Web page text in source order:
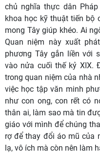
chủ nghĩa thực dân
khoa học kỹ thuật tiến bộ
mong Tây giúp khéo. Ai
Quan niệm này xuất
phương Tây gắn liền với
vào nửa cuối thế kỷ XIX.
trong quan niệm của nhà
việc học tập văn minh
như con ong, con rết có
thân ai, làm sao mà tin
giáo với mình để chúng
rợ để thay đổi áo mũ của
lạ, vô ích mà còn nên làm